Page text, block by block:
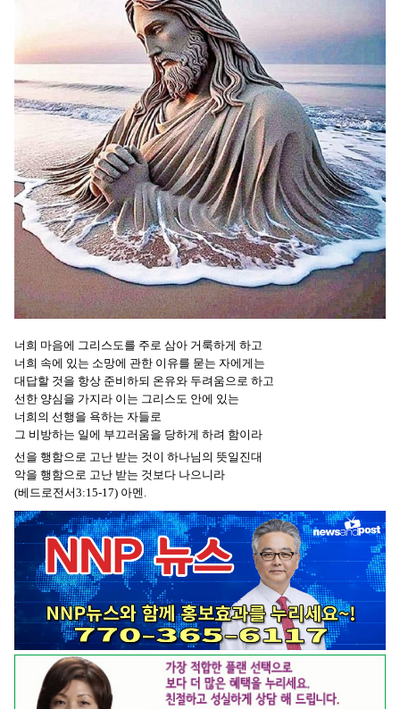
너희 마음에 그리스도를 주로 삼아 거룩하게 하고
너희 속에 있는 소망에 관한 이유를 묻는 자에게는
대답할 것을 항상 준비하되 온유와 두려움으로 하고
선한 양심을 가지라 이는 그리스도 안에 있는
너희의 선행을 욕하는 자들로
그 비방하는 일에 부끄러움을 당하게 하려 함이라
선을 행함으로 고난 받는 것이 하나님의 뜻일진대
악을 행함으로 고난 받는 것보다 나으니라
(베드로전서3:15-17) 아멘.